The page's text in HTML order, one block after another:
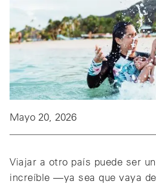
Mayo 20, 2026
Viajar a otro país puede ser
increíble —ya sea que vaya